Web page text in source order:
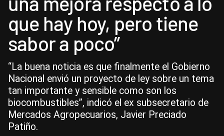
que hay hoy, pero tiene
sabor a poco”
“La buena noticia es que finalmente el Gobierno
Nacional envió un proyecto de ley sobre un tema
tan importante y sensible como son los
biocombustibles”, indicó el ex subsecretario de
Mercados Agropecuarios, Javier Preciado
Patiño.